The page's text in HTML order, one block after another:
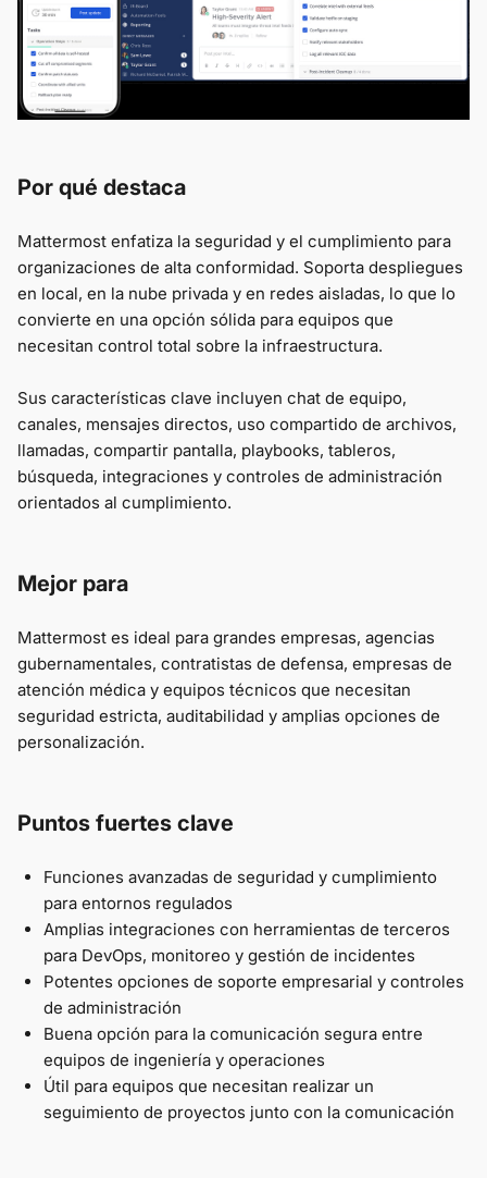
Por qué destaca
Mattermost enfatiza la seguridad y el cumplimiento para
organizaciones de alta conformidad. Soporta despliegues
en local, en la nube privada y en redes aisladas, lo que lo
convierte en una opción sólida para equipos que
necesitan control total sobre la infraestructura.
Sus características clave incluyen chat de equipo,
canales, mensajes directos, uso compartido de archivos,
llamadas, compartir pantalla, playbooks, tableros,
búsqueda, integraciones y controles de administración
orientados al cumplimiento.
Mejor para
Mattermost es ideal para grandes empresas, agencias
gubernamentales, contratistas de defensa, empresas de
atención médica y equipos técnicos que necesitan
seguridad estricta, auditabilidad y amplias opciones de
personalización.
Puntos fuertes clave
Funciones avanzadas de seguridad y cumplimiento
para entornos regulados
Amplias integraciones con herramientas de terceros
para DevOps, monitoreo y gestión de incidentes
Potentes opciones de soporte empresarial y controles
de administración
Buena opción para la comunicación segura entre
equipos de ingeniería y operaciones
Útil para equipos que necesitan realizar un
seguimiento de proyectos junto con la comunicación